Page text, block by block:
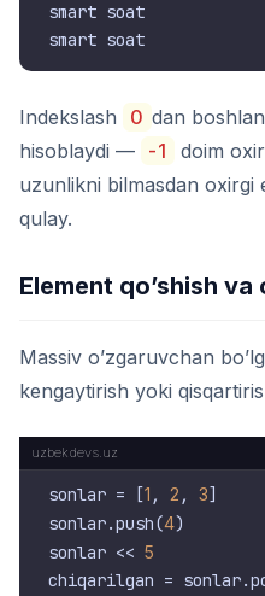
smart soat
Indekslash 0 dan
hisoblaydi — -1
doim
uzunlikni bilmasdan oxirgi
qulay.
Element qo’shish va
Massiv o’zgaruvchan
kengaytirish yoki
sonlar = [1 , 2 , 3]
sonlar.push(4)
sonlar << 5
chiqarilgan =